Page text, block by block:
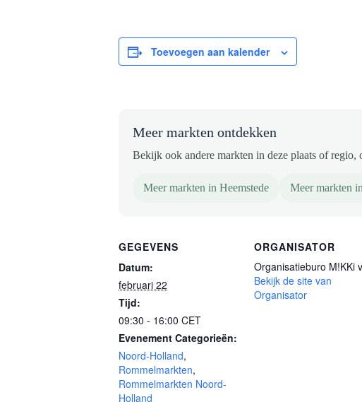
Toevoegen aan kalender
Meer markten ontdekken
Bekijk ook andere markten in deze plaats of
Meer markten in Heemstede Meer markten
GEGEVENS
Datum:
februari 22
Tijd:
09:30 - 16:00 CET
Evenement Categorieën:
Noord-Holland,
Rommelmarkten,
Rommelmarkten Noord-
Holland
ORGANISATOR
Organisatieburo M!KKi
Bekijk de site van
Organisator